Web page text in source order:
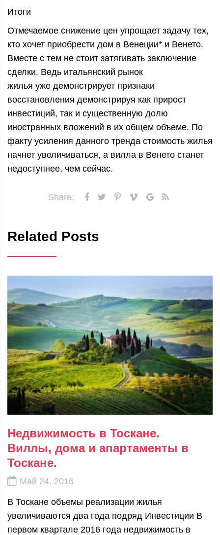
Итоги
Отмечаемое снижение цен упрощает задачу тех,
кто хочет приобрести дом в Венеции* и Венето.
Вместе с тем не стоит затягивать заключение
сделки. Ведь итальянский рынок
жилья уже демонстрирует признаки
восстановления демонстрируя как прирост
инвестиций, так и существенную долю
иностранных вложений в их общем объеме. По
факту усиления данного тренда стоимость жилья
начнет увеличиваться, а вилла в Венето станет
недоступнее, чем сейчас.
Share:
Related Posts
Недвижимость в Тоскане.
Виллы, дома и апартаменты в
Тоскане.
Май 24, 2016
В Тоскане объемы реализации жилья
увеличиваются два года подряд Инвестиции В
первом квартале 2016 года недвижимость в